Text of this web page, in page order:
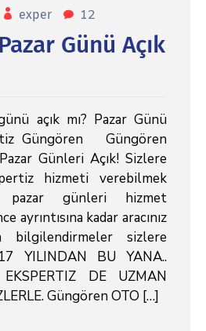
exper 12
Günü Açık
açık mı? Pazar Günü
Güngören Güngören
Günleri Açık! Sizlere
hizmeti verebilmek
pazar günleri hizmet
ayrıntısına kadar aracınız
sizlere
YILINDAN BU YANA..
EKSPERTIZ DE UZMAN
Güngören OTO […]